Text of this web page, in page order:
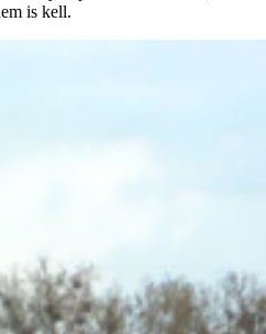
is kell.